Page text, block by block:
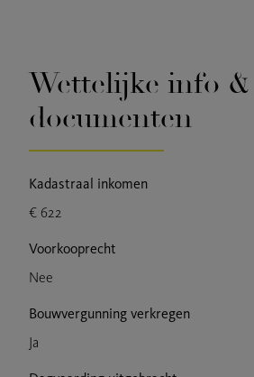
Wettelijke info &
documenten
Kadastraal inkomen
€ 622
Voorkooprecht
Nee
Bouwvergunning verkregen
Ja